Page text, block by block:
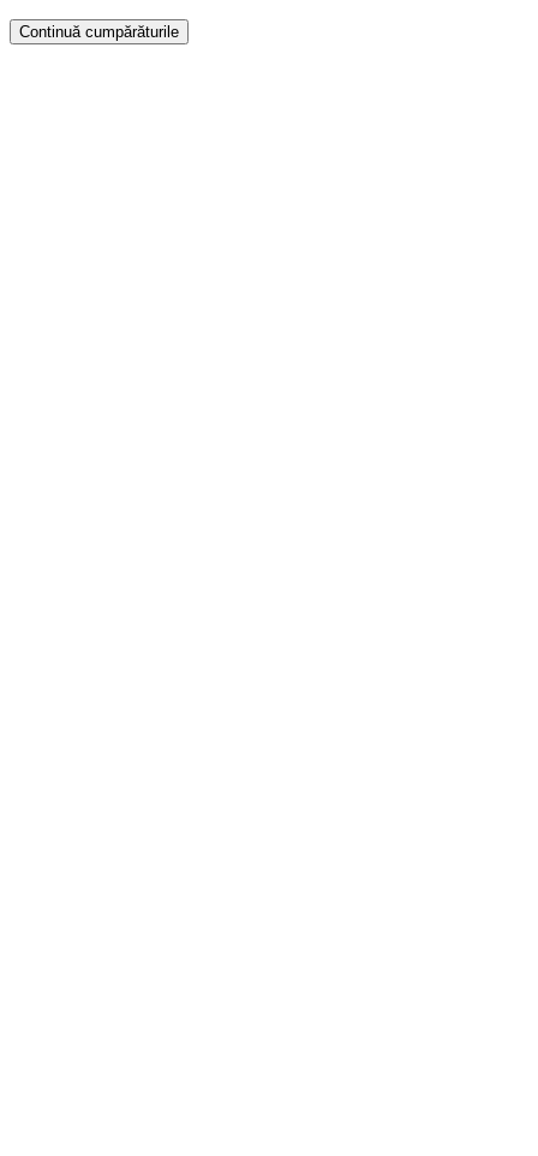
Continuă cumpărăturile